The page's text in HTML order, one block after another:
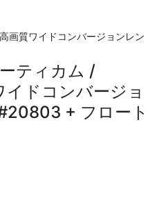
画質ワイドコンバージョンレン
ティカム /
ドコンバージョ
+ フロート